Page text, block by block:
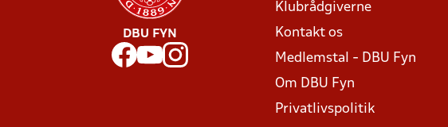
DBU FYN
Klubrådgiverne
Kontakt os
Medlemstal - DBU Fyn
Om DBU Fyn
Privatlivspolitik